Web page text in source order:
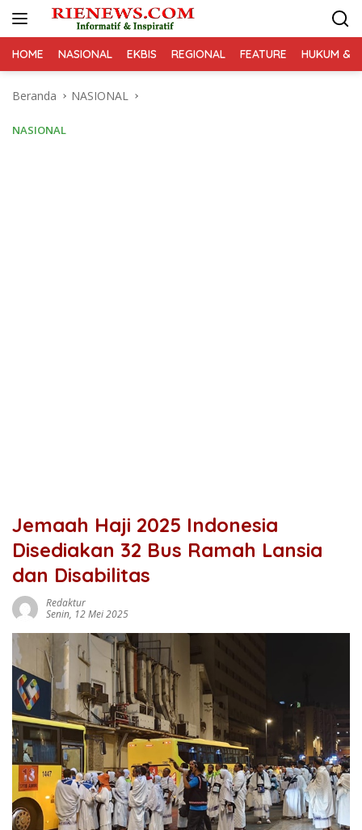
HOME NASIONAL EKBIS REGIONAL FEATURE HUKUM &
Beranda NASIONAL
NASIONAL
Jemaah Haji 2025 Indonesia
Disediakan 32 Bus Ramah Lansia
dan Disabilitas
Redaktur
Senin, 12 Mei 2025